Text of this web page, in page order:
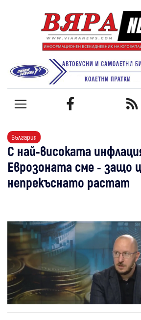
България
С най-високата
Еврозоната сме - защо
непрекъснато растат